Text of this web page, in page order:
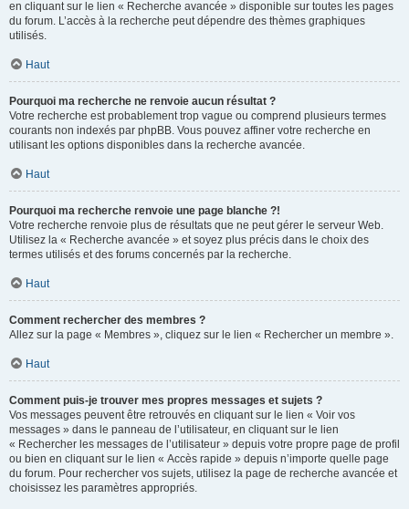
en cliquant sur le lien « Recherche avancée » disponible sur toutes les pages
du forum. L’accès à la recherche peut dépendre des thèmes graphiques
utilisés.
Haut
Pourquoi ma recherche ne renvoie aucun résultat ?
Votre recherche est probablement trop vague ou comprend plusieurs termes
courants non indexés par phpBB. Vous pouvez affiner votre recherche en
utilisant les options disponibles dans la recherche avancée.
Haut
Pourquoi ma recherche renvoie une page blanche ?!
Votre recherche renvoie plus de résultats que ne peut gérer le serveur Web.
Utilisez la « Recherche avancée » et soyez plus précis dans le choix des
termes utilisés et des forums concernés par la recherche.
Haut
Comment rechercher des membres ?
Allez sur la page « Membres », cliquez sur le lien « Rechercher un membre ».
Haut
Comment puis-je trouver mes propres messages et sujets ?
Vos messages peuvent être retrouvés en cliquant sur le lien « Voir vos
messages » dans le panneau de l’utilisateur, en cliquant sur le lien
« Rechercher les messages de l’utilisateur » depuis votre propre page de profil
ou bien en cliquant sur le lien « Accès rapide » depuis n’importe quelle page
du forum. Pour rechercher vos sujets, utilisez la page de recherche avancée et
choisissez les paramètres appropriés.